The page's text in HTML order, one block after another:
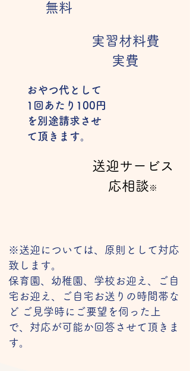
無料
実習材料費
実費
おやつ代として
1回あたり100円
を別途請求させ
て頂きます。
送迎サービス
応​相談 ※
※送迎については、原則として対応
致します。
保育園、幼稚園、学校お迎え、ご自
宅お迎え、ご自宅お送りの時間帯な
ど ご見学時にご要望を伺った上
で、対応が可能か回答させて頂きま
す。